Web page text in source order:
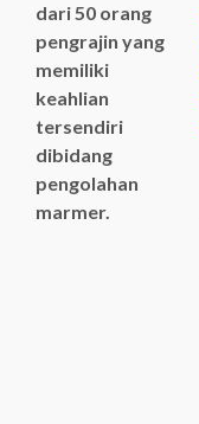
dari 50 orang
pengrajin yang
memiliki
keahlian
tersendiri
dibidang
pengolahan
marmer.